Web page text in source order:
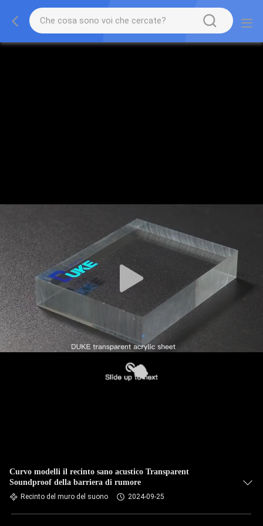
Curvo modelli il recinto sano acustico Transparent
Soundproof della barriera di rumore
Recinto del muro del suono 2024-09-25